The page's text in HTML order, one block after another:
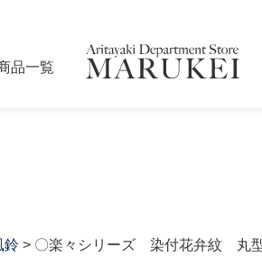
品一覧
鈴 > 〇楽々シリーズ 染付花弁紋 丸